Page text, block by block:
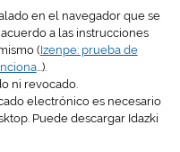
en el navegador que se
a las instrucciones
(Izenpe: prueba de
...).
ni revocado.
electrónico es necesario
Puede descargar Idazki